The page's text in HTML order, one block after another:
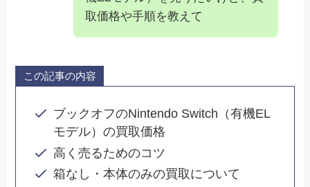
取価格や手順を教えて
この記事の内容
ブックオフのNintendo Switch（有機EL
モデル）の買取価格
高く売るためのコツ
箱なし・本体のみの買取について